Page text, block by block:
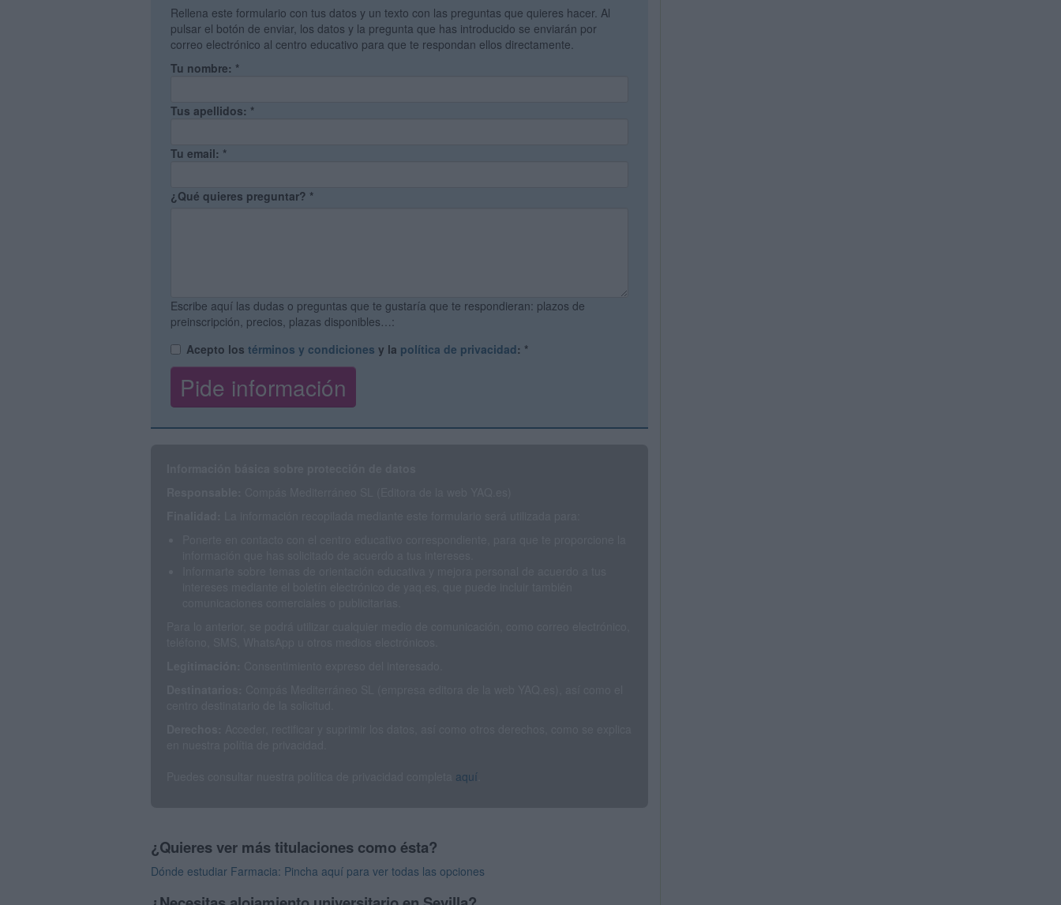
Rellena este formulario con tus datos y un texto con las preguntas que quieres hacer. Al
pulsar el botón de enviar, los datos y la pregunta que has introducido se enviarán por
correo electrónico al centro educativo para que te respondan ellos directamente.
Tu nombre: *
Tus apellidos: *
Tu email: *
¿Qué quieres preguntar? *
Escribe aquí las dudas o preguntas que te gustaría que te respondieran: plazos de
preinscripción, precios, plazas disponibles…:
Acepto los términos y condiciones y la política de privacidad: *
aquí
¿Quieres ver más titulaciones como ésta?
Dónde estudiar Farmacia: Pincha aquí para ver todas las opciones